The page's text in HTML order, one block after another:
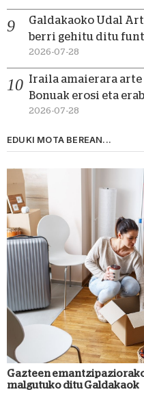
Galdakaoko Udal
berri gehitu ditu
2026-07-28
Iraila amaierara
Bonuak erosi eta
2026-07-28
EDUKI MOTA BEREAN...
Gazteen
malgutuko ditu Galdakaok